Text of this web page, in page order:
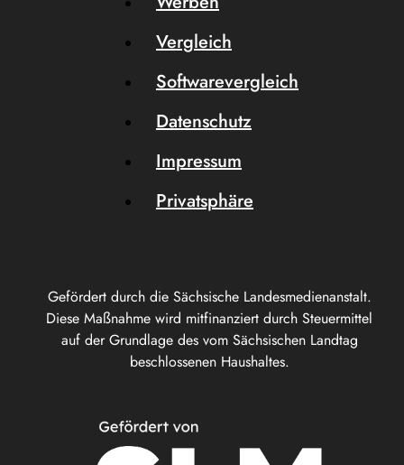
Gefördert durch die Sächsische Landesmedienanstalt.
Diese Maßnahme wird mitfinanziert durch Steuermittel
auf der Grundlage des vom Sächsischen Landtag
beschlossenen Haushaltes.
Vergleich
Softwarevergleich
Datenschutz
Impressum
Privatsphäre